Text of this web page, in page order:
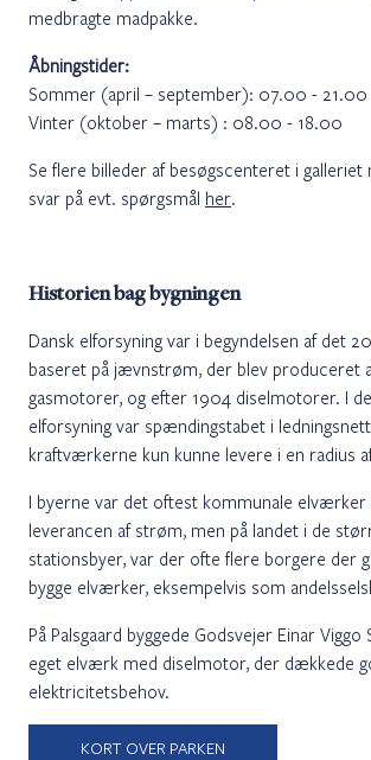
medbragte madpakke.
Åbningstider:
Sommer (april – september): 07.00 - 21.00
Vinter (oktober – marts) : 08.00 - 18.00
Se flere billeder af besøgscenteret i galleriet
svar på evt. spørgsmål her.
Historien bag bygningen
Dansk elforsyning var i begyndelsen af det
baseret på jævnstrøm, der blev produceret
gasmotorer, og efter 1904 diselmotorer. I
elforsyning var spændingstabet i
kraftværkerne kun kunne levere i en radius
I byerne var det oftest kommunale
leverancen af strøm, men på landet i de
stationsbyer, var der ofte flere borgere der
bygge elværker, eksempelvis som
På Palsgaard byggede Godsvejer Einar
eget elværk med diselmotor, der dækkede
elektricitetsbehov.
KORT OVER PARKEN